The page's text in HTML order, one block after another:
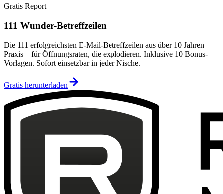
Gratis Report
111 Wunder-Betreffzeilen
Die 111 erfolgreichsten E-Mail-Betreffzeilen aus über 10 Jahren
Praxis – für Öffnungsraten, die explodieren. Inklusive 10 Bonus-
Vorlagen. Sofort einsetzbar in jeder Nische.
Gratis herunterladen